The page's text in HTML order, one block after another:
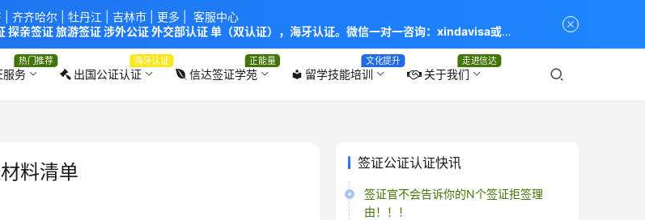
服务
热门推荐
出国公证认证
海牙认证
信达签证学苑
正能量
local_library 留学技能培训
文化提升
关于我们
走进信达
料清单 签证公证认证快讯
签证官不会告诉你的N个签证拒签理
由！！！
| 齐齐哈尔 | 牡丹江 吉林市 | 更多 | 客服中心
探亲签证 旅游签证 涉外公证 外交部认证 单（双认证），海牙认证。微信一对一咨询：xindavisa或
信达出入境服务有限公司/中青国际旅行社有限公司.专业：留学签证 商务签证 探亲签证 旅游签证 涉外公证